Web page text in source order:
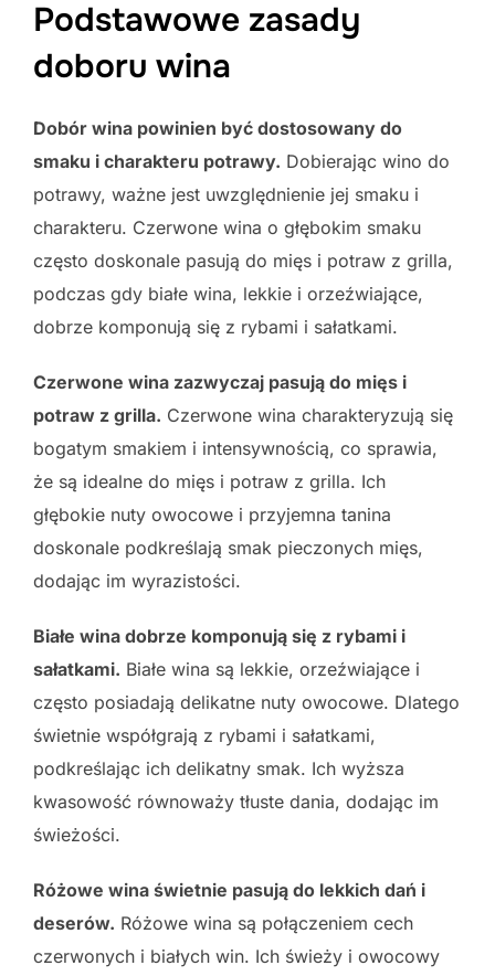
Podstawowe zasady
doboru wina
Dobór wina powinien być dostosowany do
smaku i charakteru potrawy. Dobierając wino do
potrawy, ważne jest uwzględnienie jej smaku i
charakteru. Czerwone wina o głębokim smaku
często doskonale pasują do mięs i potraw z grilla,
podczas gdy białe wina, lekkie i orzeźwiające,
dobrze komponują się z rybami i sałatkami.
Czerwone wina zazwyczaj pasują do mięs i
potraw z grilla. Czerwone wina charakteryzują się
bogatym smakiem i intensywnością, co sprawia,
że są idealne do mięs i potraw z grilla. Ich
głębokie nuty owocowe i przyjemna tanina
doskonale podkreślają smak pieczonych mięs,
dodając im wyrazistości.
Białe wina dobrze komponują się z rybami i
sałatkami. Białe wina są lekkie, orzeźwiające i
często posiadają delikatne nuty owocowe. Dlatego
świetnie współgrają z rybami i sałatkami,
podkreślając ich delikatny smak. Ich wyższa
kwasowość równoważy tłuste dania, dodając im
świeżości.
Różowe wina świetnie pasują do lekkich dań i
deserów. Różowe wina są połączeniem cech
czerwonych i białych win. Ich świeży i owocowy